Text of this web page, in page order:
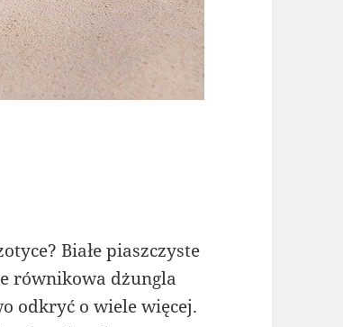
Białe piaszczyste
równikowa dżungla
odkryć o wiele więcej.